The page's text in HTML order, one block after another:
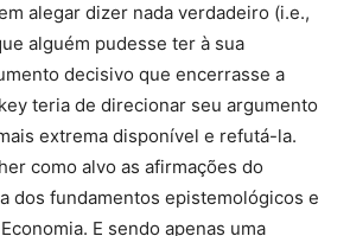
alegar dizer nada verdadeiro (i.e.,
alguém pudesse ter à sua
decisivo que encerrasse a
teria de direcionar seu argumento
extrema disponível e refutá-la.
como alvo as afirmações do
dos fundamentos epistemológicos e
E sendo apenas uma